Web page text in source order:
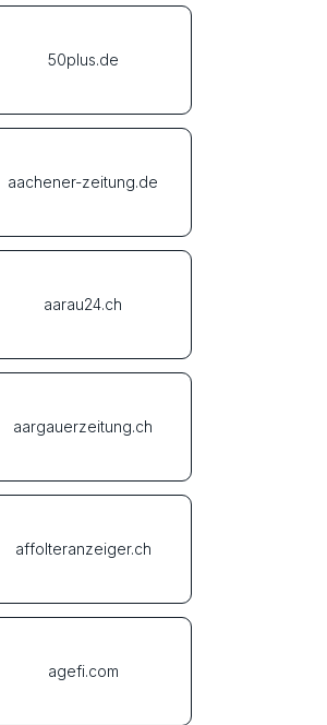
50plus.de
aachener-zeitung.de
aarau24.ch
aargauerzeitung.ch
affolteranzeiger.ch
agefi.com